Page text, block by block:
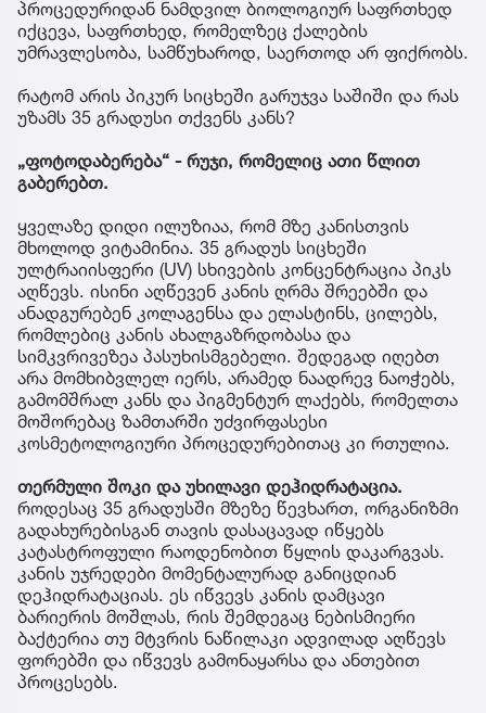
პროცედურიდან ნამდვილ ბიოლოგიურ საფრთხედ
იქცევა, საფრთხედ, რომელზეც ქალების
უმრავლესობა, სამწუხაროდ, საერთოდ არ ფიქრობს.
რატომ არის პიკურ სიცხეში გარუჯვა საშიში და რას
უზამს 35 გრადუსი თქვენს კანს?
„ფოტოდაბერება“ - რუჯი, რომელიც ათი წლით
გაბერებთ.
ყველაზე დიდი ილუზიაა, რომ მზე კანისთვის
მხოლოდ ვიტამინია. 35 გრადუს სიცხეში
ულტრაიისფერი (UV) სხივების კონცენტრაცია პიკს
აღწევს. ისინი აღწევენ კანის ღრმა შრეებში და
ანადგურებენ კოლაგენსა და ელასტინს, ცილებს,
რომლებიც კანის ახალგაზრდობასა და
სიმკვრივეზეა პასუხისმგებელი. შედეგად იღებთ
არა მომხიბვლელ იერს, არამედ ნაადრევ ნაოჭებს,
გამომშრალ კანს და პიგმენტურ ლაქებს, რომელთა
მოშორებაც ზამთარში უძვირფასესი
კოსმეტოლოგიური პროცედურებითაც კი რთულია.
თერმული შოკი და უხილავი დეჰიდრატაცია.
როდესაც 35 გრადუსში მზეზე წევხართ, ორგანიზმი
გადახურებისგან თავის დასაცავად იწყებს
კატასტროფული რაოდენობით წყლის დაკარგვას.
კანის უჯრედები მომენტალურად განიცდიან
დეჰიდრატაციას. ეს იწვევს კანის დამცავი
ბარიერის მოშლას, რის შემდეგაც ნებისმიერი
ბაქტერია თუ მტვრის ნაწილაკი ადვილად აღწევს
ფორებში და იწვევს გამონაყარსა და ანთებით
პროცესებს.